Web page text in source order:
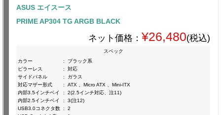
ASUS エイスース
PRIME AP304 TG ARGB BLACK
ネット価格： ¥26,480(税込)
スペック
カラー
:
ブラック系
ピラーレス
:
対応
サイドパネル
:
ガラス
対応マザー形式
:
ATX 、Micro ATX 、Mini-ITX
内部3.5インチベイ
:
2(2.5インチ対応、注11)
内部2.5インチベイ
:
3(注12)
USB3.0コネクタ数 :
2